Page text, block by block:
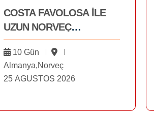
COSTA FAVOLOSA İLE
UZUN NORVEÇ
FİYORTLARI THY
UÇUŞLU 1349 € C
10 Gün
Almanya,Norveç
25 AGUSTOS 2026